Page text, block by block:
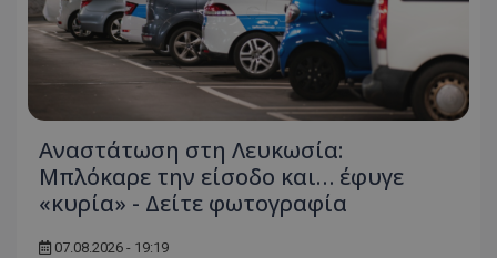
Αναστάτωση στη Λευκωσία:
Μπλόκαρε την είσοδο και… έφυγε
«κυρία» - Δείτε φωτογραφία
07.08.2026 - 19:19